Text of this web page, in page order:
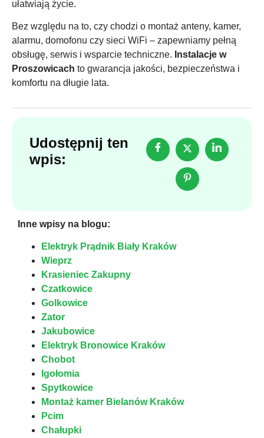
ułatwiają życie.
Bez względu na to, czy chodzi o montaż anteny, kamer,
alarmu, domofonu czy sieci WiFi – zapewniamy pełną
obsługę, serwis i wsparcie techniczne. Instalacje w
Proszowicach to gwarancja jakości, bezpieczeństwa i
komfortu na długie lata.
Udostępnij ten
wpis:
Inne wpisy na blogu:
Elektryk Prądnik Biały Kraków
Wieprz
Krasieniec Zakupny
Czatkowice
Golkowice
Zator
Jakubowice
Elektryk Bronowice Kraków
Chobot
Igołomia
Spytkowice
Montaż kamer Bielanów Kraków
Pcim
Chałupki